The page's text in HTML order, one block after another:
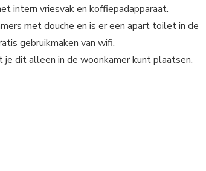
intern vriesvak en koffiepadapparaat.
met douche en is er een apart toilet in de
gebruikmaken van wifi.
je dit alleen in de woonkamer kunt plaatsen.